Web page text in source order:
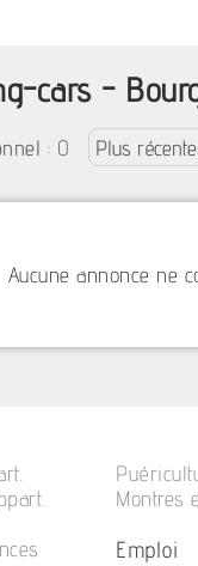
cars -
: 0
Aucune annonce ne
Montres
Emploi